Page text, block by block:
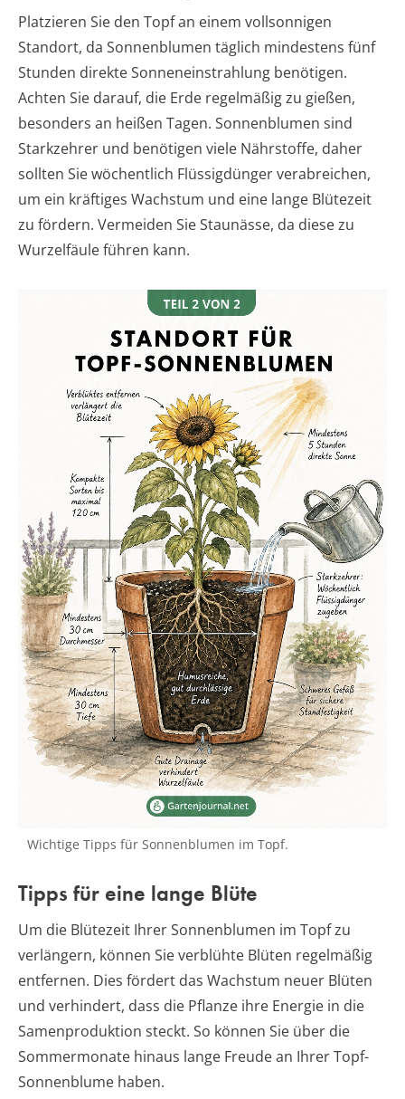
Platzieren Sie den Topf an einem vollsonnigen
Standort, da Sonnenblumen täglich mindestens fünf
Stunden direkte Sonneneinstrahlung benötigen.
Achten Sie darauf, die Erde regelmäßig zu gießen,
besonders an heißen Tagen. Sonnenblumen sind
Starkzehrer und benötigen viele Nährstoffe, daher
sollten Sie wöchentlich Flüssigdünger verabreichen,
um ein kräftiges Wachstum und eine lange Blütezeit
zu fördern. Vermeiden Sie Staunässe, da diese zu
Wurzelfäule führen kann.
Wichtige Tipps für Sonnenblumen im Topf.
Tipps für eine lange Blüte
Um die Blütezeit Ihrer Sonnenblumen im Topf zu
verlängern, können Sie verblühte Blüten regelmäßig
entfernen. Dies fördert das Wachstum neuer Blüten
und verhindert, dass die Pflanze ihre Energie in die
Samenproduktion steckt. So können Sie über die
Sommermonate hinaus lange Freude an Ihrer Topf-
Sonnenblume haben.